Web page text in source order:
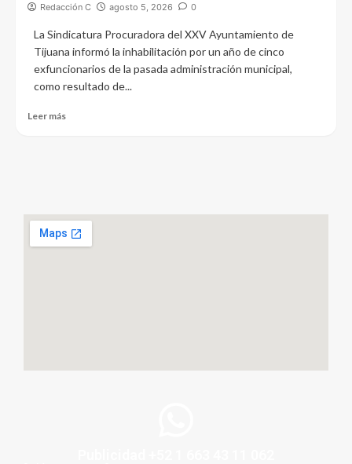
Redacción C agosto 5, 2026 0
La Sindicatura Procuradora del XXV Ayuntamiento de
Tijuana informó la inhabilitación por un año de cinco
exfuncionarios de la pasada administración municipal,
como resultado de...
Leer más